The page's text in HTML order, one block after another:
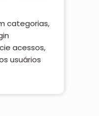
categorias,
acessos,
usuários